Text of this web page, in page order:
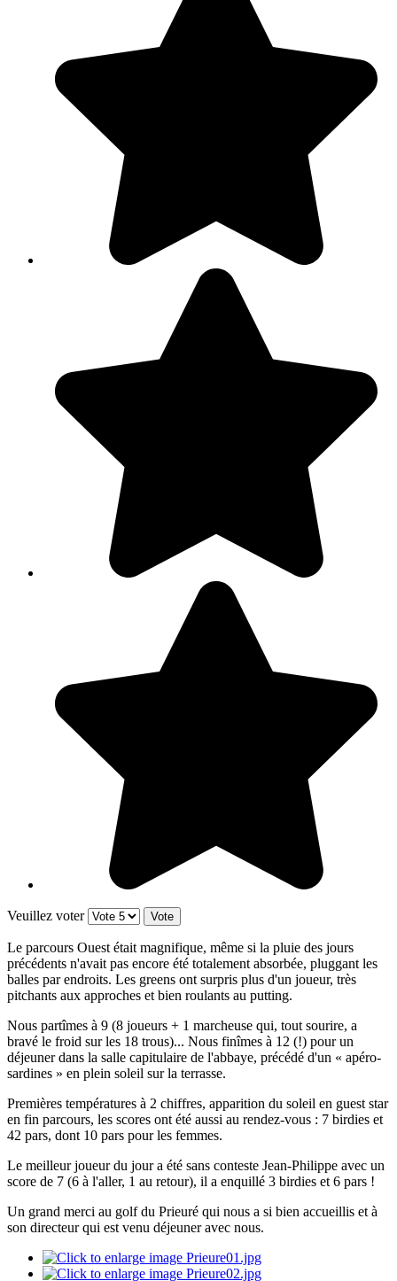
Veuillez voter
Le parcours Ouest était magnifique, même si la pluie des jours
précédents n'avait pas encore été totalement absorbée, pluggant les
balles par endroits. Les greens ont surpris plus d'un joueur, très
pitchants aux approches et bien roulants au putting.
Nous partîmes à 9 (8 joueurs + 1 marcheuse qui, tout sourire, a
bravé le froid sur les 18 trous)... Nous finîmes à 12 (!) pour un
déjeuner dans la salle capitulaire de l'abbaye, précédé d'un « apéro-
sardines » en plein soleil sur la terrasse.
Premières températures à 2 chiffres, apparition du soleil en guest star
en fin parcours, les scores ont été aussi au rendez-vous : 7 birdies et
42 pars, dont 10 pars pour les femmes.
Le meilleur joueur du jour a été sans conteste Jean-Philippe avec un
score de 7 (6 à l'aller, 1 au retour), il a enquillé 3 birdies et 6 pars !
Un grand merci au golf du Prieuré qui nous a si bien accueillis et à
son directeur qui est venu déjeuner avec nous.